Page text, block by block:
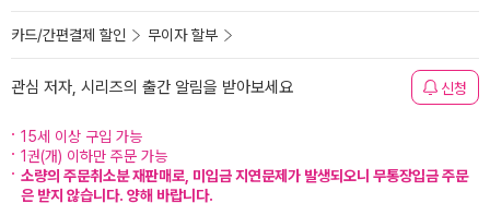
카드/간편결제 할인 무이자 할부
관심 저자, 시리즈의 출간 알림을 받아보세요 신청
15세 이상 구입 가능
1권(개) 이하만 주문 가능
소량의 주문취소분 재판매로, 미입금 지연문제가 발생되오니 무통장입금 주문
은 받지 않습니다. 양해 바랍니다.